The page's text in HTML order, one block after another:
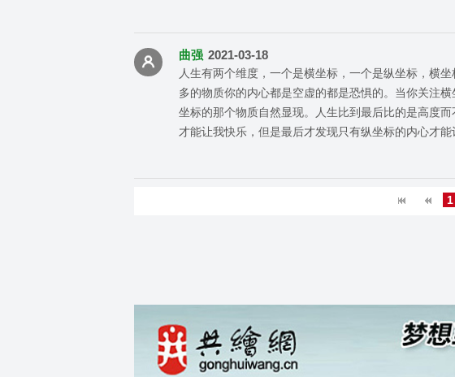
曲强 2021-03-18
人生有两个维度，一个是横坐标，一个是纵坐标，横
多的物质你的内心都是空虚的都是恐惧的。当你关注
坐标的那个物质自然显现。人生比到最后比的是高度
才能让我快乐，但是最后才发现只有纵坐标的内心才能
1